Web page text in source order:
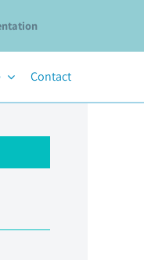
Contact